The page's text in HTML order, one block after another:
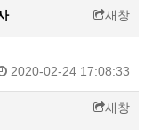
새창
2020-02-24 17:08:33
새창